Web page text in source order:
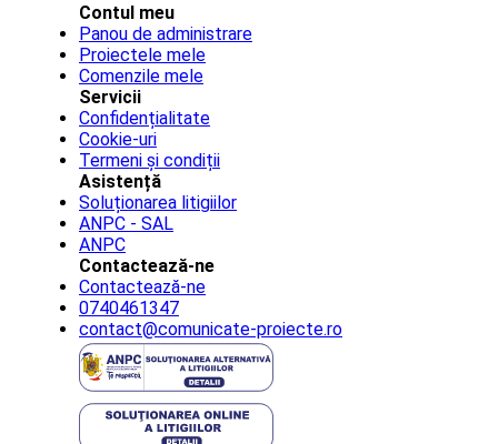
Contul meu
Panou de administrare
Proiectele mele
Comenzile mele
Servicii
Confidențialitate
Cookie-uri
Termeni și condiții
Asistență
Soluționarea litigiilor
ANPC - SAL
ANPC
Contactează-ne
Contactează-ne
0740461347
contact@comunicate-proiecte.ro